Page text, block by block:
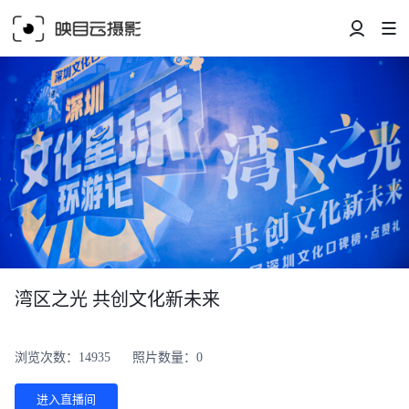
湾区之光 共创文化新未来
浏览次数：14935 照片数量：0
进入直播间